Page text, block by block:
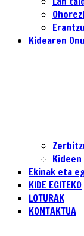
Kidearen
Ekinak eta
KIDE EGITEKO
LOTURAK
KONTAKTUA